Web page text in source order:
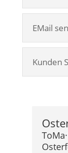
EMail
Kunden